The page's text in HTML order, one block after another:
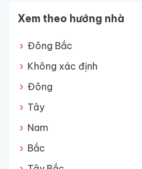
Xem theo hướng nhà
Đông Bắc
Không xác định
Đông
Tây
Nam
Bắc